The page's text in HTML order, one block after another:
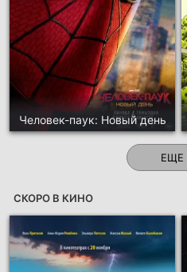
Человек-паук: Новый день
ЕЩЕ
СКОРО В КИНО